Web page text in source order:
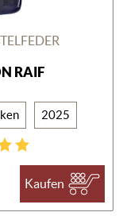
RAIF
2025
Kaufen